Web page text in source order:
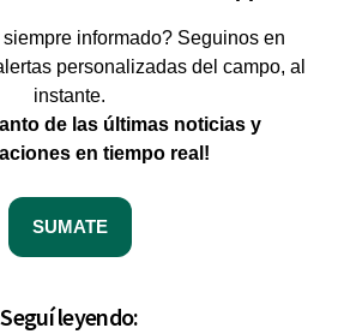
informado? Seguinos en
personalizadas del campo, al
instante.
de las últimas noticias y
en tiempo real!
SUMATE
Seguí leyendo: